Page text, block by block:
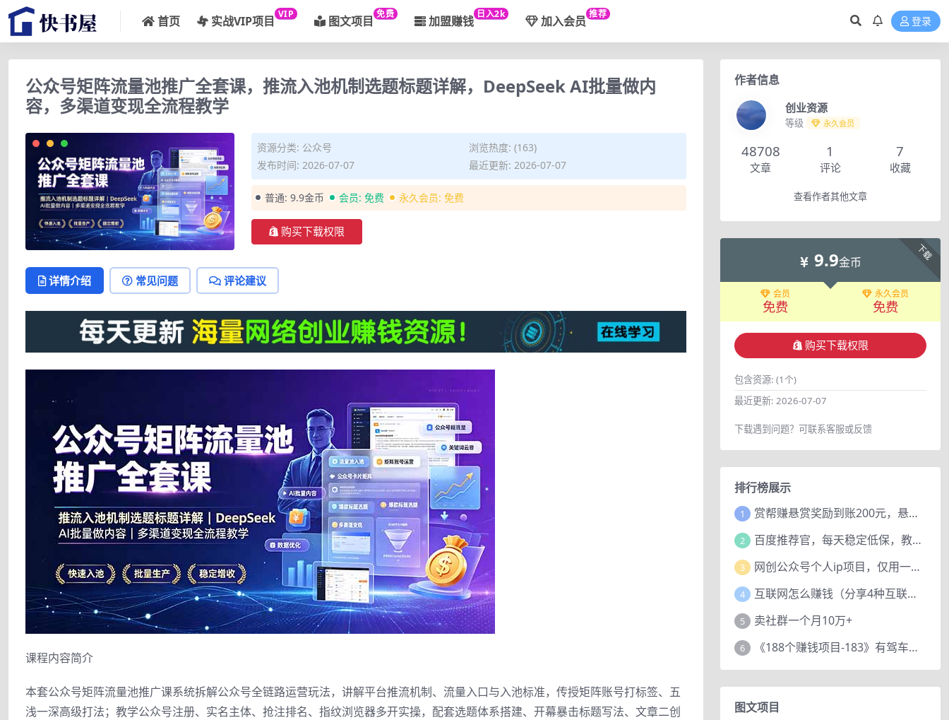
首页 实战VIP项目 VIP 图文项目 免费 加盟赚钱 日入2k 加入会员 推荐
登录
公众号矩阵流量池推广全套课，推流入池机制选题标题详解，DeepSeek AI批量做内
容，多渠道变现全流程教学
资源分类: 公众号
浏览热度: (163)
发布时间: 2026-07-07
最近更新: 2026-07-07
普通: 9.9金币 会员: 免费 永久会员: 免费
购买下载权限
详情介绍 常见问题 评论建议
课程内容简介
本套公众号矩阵流量池推广课系统拆解公众号全链路运营玩法，讲解平台推流机制、流量入口与入池标准，传授矩阵账号打标签、五
浅一深高级打法；教学公众号注册、实名主体、抢注排名、指纹浏览器多开实操，配套选题体系搭建、开幕暴击标题写法、文章二创
作者信息
创业资源
等级 永久会员
48708
文章
1
评论
7
收藏
查看作者其他文章
下载
9.9金币
会员
免费
永久会员
免费
购买下载权限
包含资源: (1个)
最近更新: 2026-07-07
下载遇到问题？可联系客服或反馈
排行榜展示
1 赏帮赚悬赏奖励到账200元，悬赏任务多劳多得，人人可做。
2 百度推荐官，每天稳定低保，教程赠上
3 网创公众号个人ip项目，仅用一篇文章做到全网引流！
4 互联网怎么赚钱（分享4种互联网赚钱模式）
5 卖社群一个月10万+
6 《188个赚钱项目-183》有驾车评项目，动动小手，复制粘贴赚44元！
图文项目